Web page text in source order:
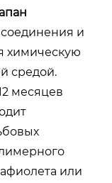
и
химическую
средой.
месяцев
или